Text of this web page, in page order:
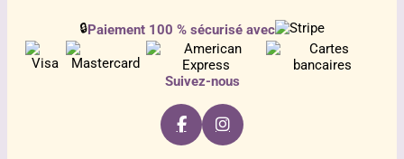
🔒Paiement 100 % sécurisé avec
Suivez-nous